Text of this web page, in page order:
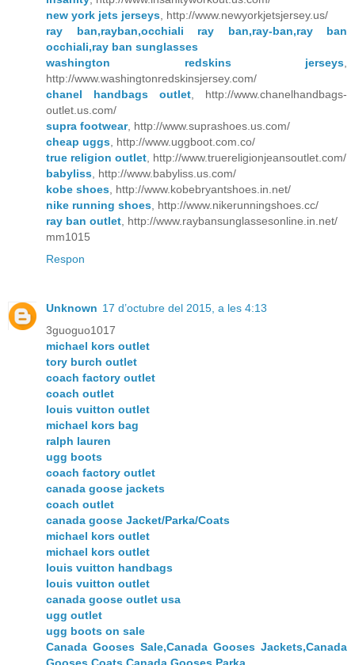
new york jets jerseys , http://www.newyorkjetsjersey.us/
ray ban,rayban,occhiali ray ban,ray-ban,ray ban
occhiali,ray ban sunglasses
washington redskins jerseys
http://www.washingtonredskinsjersey.com/
chanel handbags outlet , http://www.chanelhandbags-
outlet.us.com/
supra footwear, http://www.suprashoes.us.com/
cheap uggs , http://www.uggboot.com.co/
true religion outlet , http://www.truereligionjeansoutlet.com/
babyliss , http://www.babyliss.us.com/
kobe shoes , http://www.kobebryantshoes.in.net/
nike running shoes , http://www.nikerunningshoes.cc/
ray ban outlet , http://www.raybansunglassesonline.in.net/
mm1015
Respon
Unknown 17 d’octubre del 2015, a les 4:13
3guoguo1017
michael kors outlet
tory burch outlet
coach factory outlet
coach outlet
louis vuitton outlet
michael kors bag
ralph lauren
ugg boots
coach factory outlet
canada goose jackets
coach outlet
canada goose Jacket/Parka/Coats
michael kors outlet
michael kors outlet
louis vuitton handbags
louis vuitton outlet
canada goose outlet usa
ugg outlet
ugg boots on sale
Canada Gooses Sale,Canada Gooses Jackets,Canada
Gooses Coats,Canada Gooses Parka